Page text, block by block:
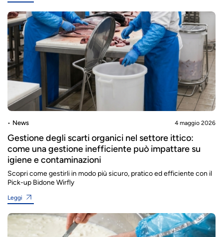
News 4 maggio 2026
Gestione degli scarti organici nel settore ittico:
come una gestione inefficiente può impattare su
igiene e contaminazioni
Scopri come gestirli in modo più sicuro, pratico ed efficiente con il
Pick-up Bidone Wirfly
Leggi